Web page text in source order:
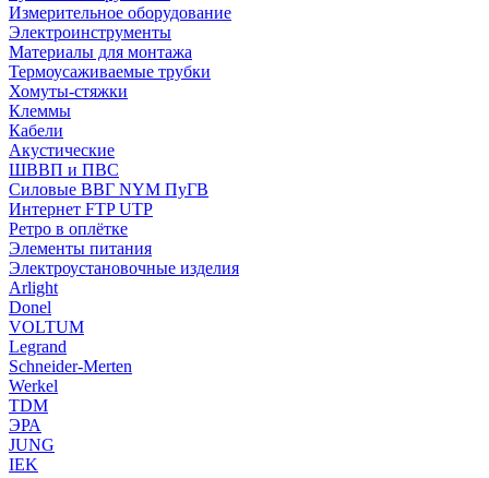
Измерительное оборудование
Электроинструменты
Материалы для монтажа
Термоусаживаемые трубки
Хомуты-стяжки
Клеммы
Кабели
Акустические
ШВВП и ПВС
Силовые ВВГ NYM ПуГВ
Интернет FTP UTP
Ретро в оплётке
Элементы питания
Электроустановочные изделия
Arlight
Donel
VOLTUM
Legrand
Schneider-Merten
Werkel
TDM
ЭРА
JUNG
IEK